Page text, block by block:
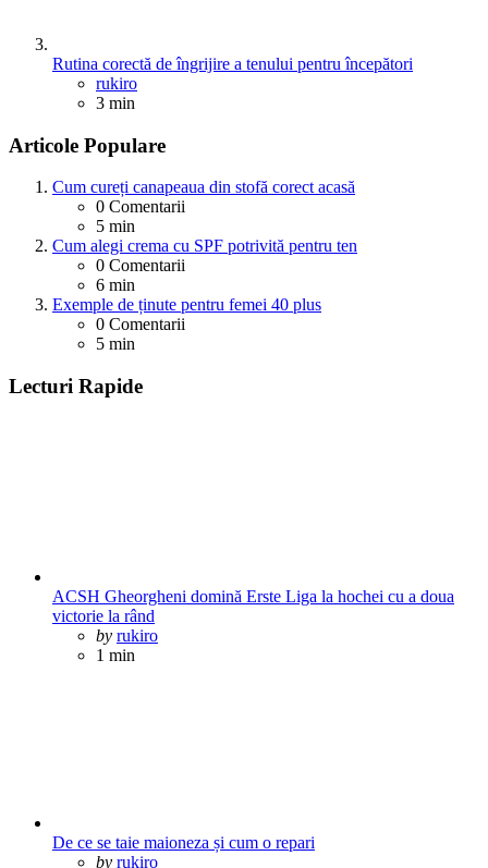
Rutina corectă de îngrijire a tenului pentru începători
Posted
rukiro
3 min
Articole Populare
Cum cureți canapeaua din stofă corect acasă
0 Comentarii
5 min
Cum alegi crema cu SPF potrivită pentru ten
0 Comentarii
6 min
Exemple de ținute pentru femei 40 plus
0 Comentarii
5 min
Lecturi Rapide
ACSH Gheorgheni domină Erste Liga la hochei cu a doua
victorie la rând
Posted
by rukiro
1 min
De ce se taie maioneza și cum o repari
Posted
by rukiro